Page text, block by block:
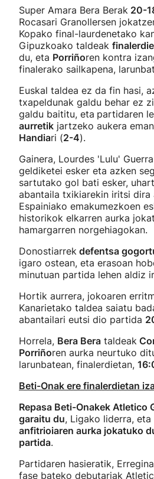
Super Amara Bera Berak 20-
Rocasari Granollersen
Kopako final-laurdenetako
Gipuzkoako taldeak
du, eta Porriñoren kontra
finalerako sailkapena,
Euskal taldea ez da fin hasi,
txapeldunak galdu behar ez
galdu baititu, eta partidaren
aurretik jartzeko aukera
Handiari (2-4).
Gainera, Lourdes 'Lulu'
geldiketei esker eta azken
sartutako gol bati esker,
abantaila txikiarekin iritsi dira
Espainiako emakumezkoen
historikok elkarren aurka
hamargarren norgehiagokan.
Donostiarrek defentsa
igaro ostean, eta erasoan
minutuan partida lehen aldiz
Hortik aurrera, jokoaren
Kanarietako taldea saiatu
abantailari eutsi dio partida
Horrela, Bera Bera taldeak
Porriñoren aurka neurtuko
larunbatean, finalerdietan,
Beti-Onak ere finalerdietan
Repasa Beti-Onakek Atletico
garaitu du, Ligako liderra, eta
anfitrioiaren aurka jokatuko
partida.
Partidaren hasieratik,
fase bateko debutariak